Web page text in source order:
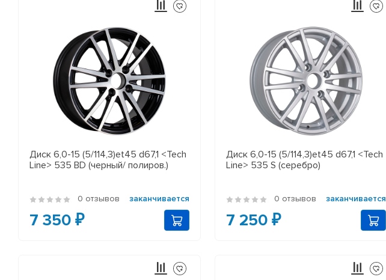
Диск 6,0-15 (5/114,3)et45 d67,1 <Tech
Line> 535 BD (черный/ полиров.)
0 отзывов заканчивается
7 350 ₽
Диск 6,0-15 (5/114,3)et45 d67,1 <Tech
Line> 535 S (серебро)
0 отзывов заканчивается
7 250 ₽